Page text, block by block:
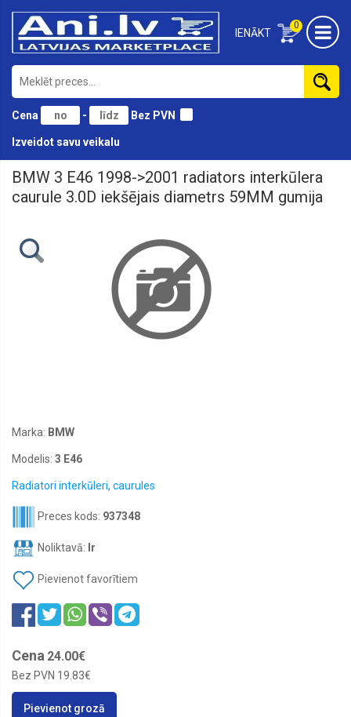
0
IENĀKT
Cena - Bez PVN
Izveidot savu veikalu
Lukturi,
remkomplekti
Miglas
lukturu
līmeņa
lukturi
daļas
gaitas
lukturi
Pagrieziena
gabarītlukturi
mazgātāju
sprauslas
motoriņi
BMW 3 E46 1998->2001 radiators interkūlera
caurule 3.0D iekšējais diametrs 59MM gumija
Marka: BMW
Modelis: 3 E46
Radiatori interkūleri, caurules
Preces kods: 937348
Noliktavā: Ir
Pievienot favorītiem
Cena 24.00€
Bez PVN 19.83€
Pievienot grozā